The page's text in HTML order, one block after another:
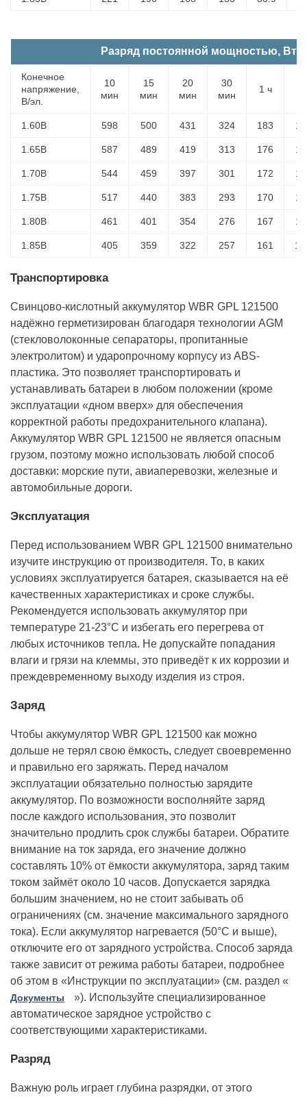
Разряд постоянной мощностью, Вт
Конечное
напряжение,
В/эл.
10
мин
15
мин
20
мин
30
мин
1 ч
1.60В 598 500 431 324 183
1.65В 587 489 419 313 176
1.70В 544 459 397 301 172
1.75В 517 440 383 293 170
1.80В 461 401 354 276 167
1.85В 405 359 322 257 161
Транспортировка
Свинцово-кислотный аккумулятор WBR GPL 121500
надёжно герметизирован благодаря технологии AGM
(стекловолоконные сепараторы, пропитанные
электролитом) и ударопрочному корпусу из ABS-
пластика. Это позволяет транспортировать и
устанавливать батареи в любом положении (кроме
эксплуатации «дном вверх» для обеспечения
корректной работы предохранительного клапана).
Аккумулятор WBR GPL 121500 не является опасным
грузом, поэтому можно использовать любой способ
доставки: морские пути, авиаперевозки, железные и
автомобильные дороги.
Эксплуатация
Перед использованием WBR GPL 121500 внимательно
изучите инструкцию от производителя. То, в каких
условиях эксплуатируется батарея, сказывается на её
качественных характеристиках и сроке службы.
Рекомендуется использовать аккумулятор при
температуре 21-23°С и избегать его перегрева от
любых источников тепла. Не допускайте попадания
влаги и грязи на клеммы, это приведёт к их коррозии и
преждевременному выходу изделия из строя.
Заряд
Чтобы аккумулятор WBR GPL 121500 как можно
дольше не терял свою ёмкость, следует своевременно
и правильно его заряжать. Перед началом
эксплуатации обязательно полностью зарядите
аккумулятор. По возможности восполняйте заряд
после каждого использования, это позволит
значительно продлить срок службы батареи. Обратите
внимание на ток заряда, его значение должно
составлять 10% от ёмкости аккумулятора, заряд таким
током займёт около 10 часов. Допускается зарядка
большим значением, но не стоит забывать об
ограничениях (см. значение максимального зарядного
тока). Если аккумулятор нагревается (50°С и выше),
отключите его от зарядного устройства. Способ заряда
также зависит от режима работы батареи, подробнее
об этом в «Инструкции по эксплуатации» (см. раздел «
Документы
»). Используйте специализированное
автоматическое зарядное устройство с
соответствующими характеристиками.
Разряд
Важную роль играет глубина разрядки, от этого